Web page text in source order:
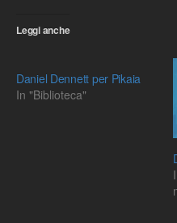
Leggi anche
Daniel Dennett per Pikaia
In "Biblioteca"